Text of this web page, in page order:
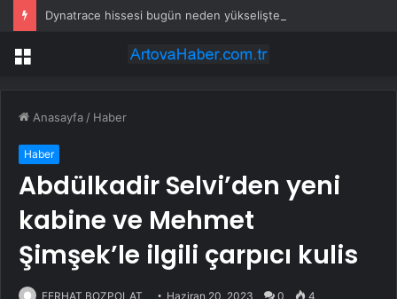
Dynatrace hissesi bugün neden yükselişte?
Menü
Anasayfa / Haber
Haber
Abdülkadir Selvi’den yeni
kabine ve Mehmet
Şimşek’le ilgili çarpıcı kulis
FERHAT BOZPOLAT Haziran 20, 2023 0 4